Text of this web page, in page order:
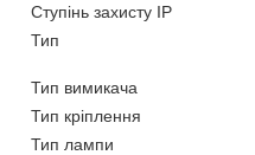
Ступінь захисту IP
Тип
Тип вимикача
Тип кріплення
Тип лампи